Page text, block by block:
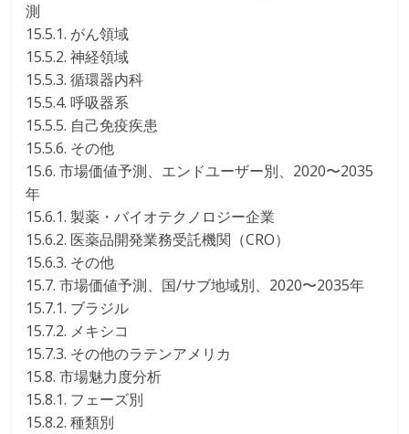
測
15.5.1. がん領域
15.5.2. 神経領域
15.5.3. 循環器内科
15.5.4. 呼吸器系
15.5.5. 自己免疫疾患
15.5.6. その他
15.6. 市場価値予測、エンドユーザー別、2020〜2035
年
15.6.1. 製薬・バイオテクノロジー企業
15.6.2. 医薬品開発業務受託機関（CRO）
15.6.3. その他
15.7. 市場価値予測、国/サブ地域別、2020〜2035年
15.7.1. ブラジル
15.7.2. メキシコ
15.7.3. その他のラテンアメリカ
15.8. 市場魅力度分析
15.8.1. フェーズ別
15.8.2. 種類別